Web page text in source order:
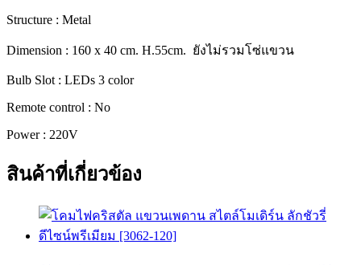
ชิ้น
Structure : Metal
Dimension : 160 x 40 cm. H.55cm. ยังไม่รวมโซ่แขวน
Bulb Slot : LEDs 3 color
Remote control : No
Power : 220V
สินค้าที่เกี่ยวข้อง